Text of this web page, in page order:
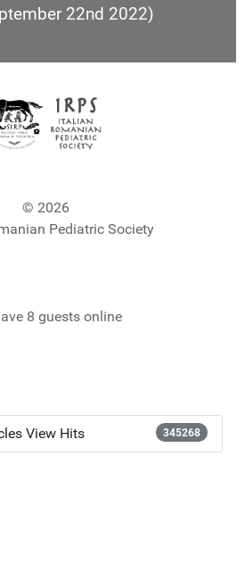
22nd 2022)
© 2026
Pediatric Society
8 guests online
View Hits 345268